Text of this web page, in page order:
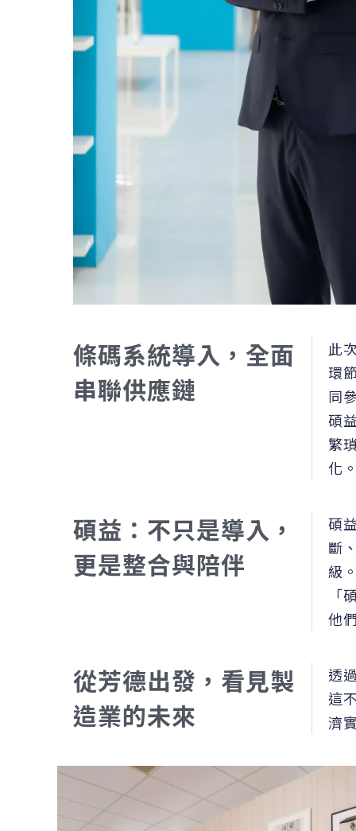
條碼系統導入，全面
串聯供應鏈
此
環
同
碩
繁
化
碩益：不只是導入，
更是整合與陪伴
碩
斷
級
「
他
從芳德出發，看見製
造業的未來
透
這
濟